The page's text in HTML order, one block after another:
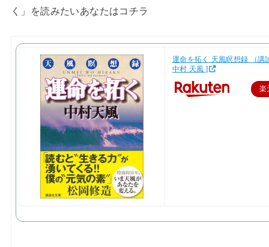
く」を読みたいあなたはコチラ
運命を拓く 天風瞑想録 （講
中村 天風 ]
楽